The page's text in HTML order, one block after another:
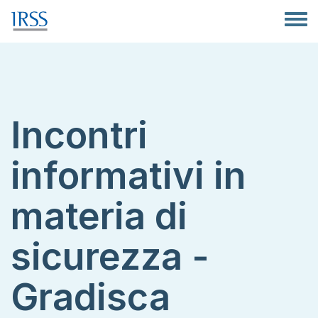
Incontri
informativi in
materia di
sicurezza -
Gradisca